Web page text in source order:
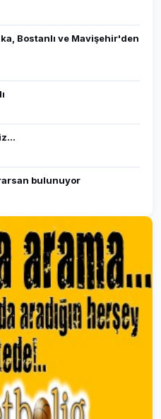
Bostanlı ve Mavişehir'den
bulunuyor